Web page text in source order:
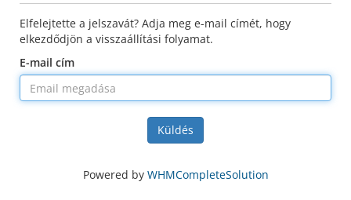
Elfelejtette a jelszavát? Adja meg e-mail címét, hogy
elkezdődjön a visszaállítási folyamat.
E-mail cím
Küldés
Powered by WHMCompleteSolution